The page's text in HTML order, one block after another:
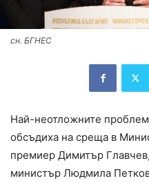
сн. БГНЕС
Най-неотложните
обсъдиха на среща в
премиер Димитър
министър Людмила